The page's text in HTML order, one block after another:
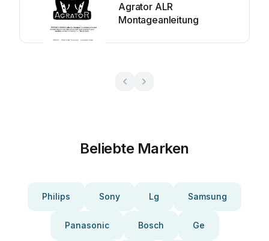
Agrator ALR
Montageanleitung
Beliebte Marken
Philips Sony Lg Samsung
Panasonic Bosch Ge